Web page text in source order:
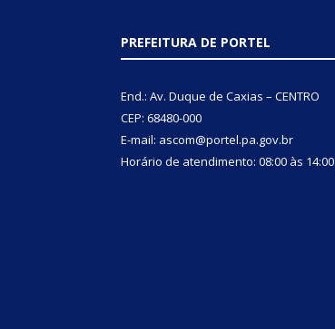
PREFEITURA DE PORTEL
End.: Av. Duque de Caxias – CENTRO
CEP: 68480-000
E-mail: ascom@portel.pa.gov.br
Horário de atendimento: 08:00 às 14:00